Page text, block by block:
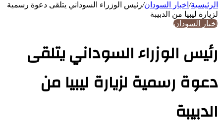
الرئيسية/ اخبار السودان/رئيس الوزراء السوداني يتلقى دعوة رسمية
لزيارة ليبيا من الدبيبة
اخبار السودان
رئيس الوزراء السوداني يتلقى
دعوة رسمية لزيارة ليبيا من
الدبيبة